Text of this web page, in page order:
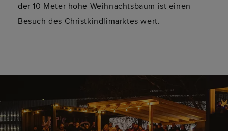
der 10 Meter hohe Weihnachtsbaum ist einen
Besuch des Christkindlimarktes wert.